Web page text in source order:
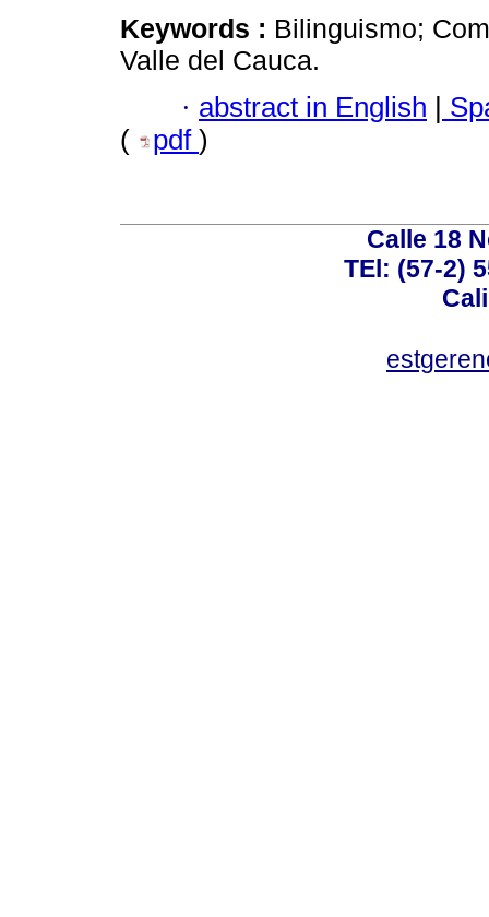
Keywords : Bilinguismo;
Valle del Cauca.
· abstract in English |
(
pdf )
Calle 18
TEl: (57-2)